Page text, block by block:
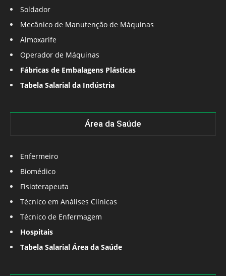
Soldador
Mecânico de Manutenção de Máquinas
Almoxarife
Operador de Máquinas
Fábricas de Embalagens Plásticas
Tabela Salarial da Indústria
Área da Saúde
Enfermeiro
Biomédico
Fisioterapeuta
Técnico em Análises Clínicas
Técnico de Enfermagem
Hospitais
Tabela Salarial Área da Saúde